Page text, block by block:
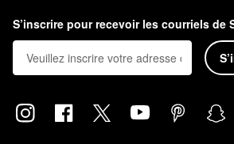
S’inscrire pour recevoir les courriels de